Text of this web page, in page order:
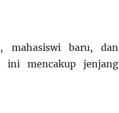
mahasiswi baru, dan
ini mencakup jenjang